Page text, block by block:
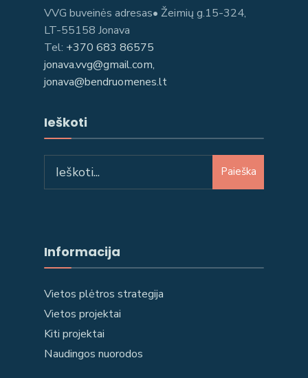
VVG buveinės adresas• Žeimių g.15-324,
LT-55158 Jonava
Tel: +370 683 86575
jonava.vvg@gmail.com,
jonava@bendruomenes.lt
Ieškoti
Paieška
Informacija
Vietos plėtros strategija
Vietos projektai
Kiti projektai
Naudingos nuorodos